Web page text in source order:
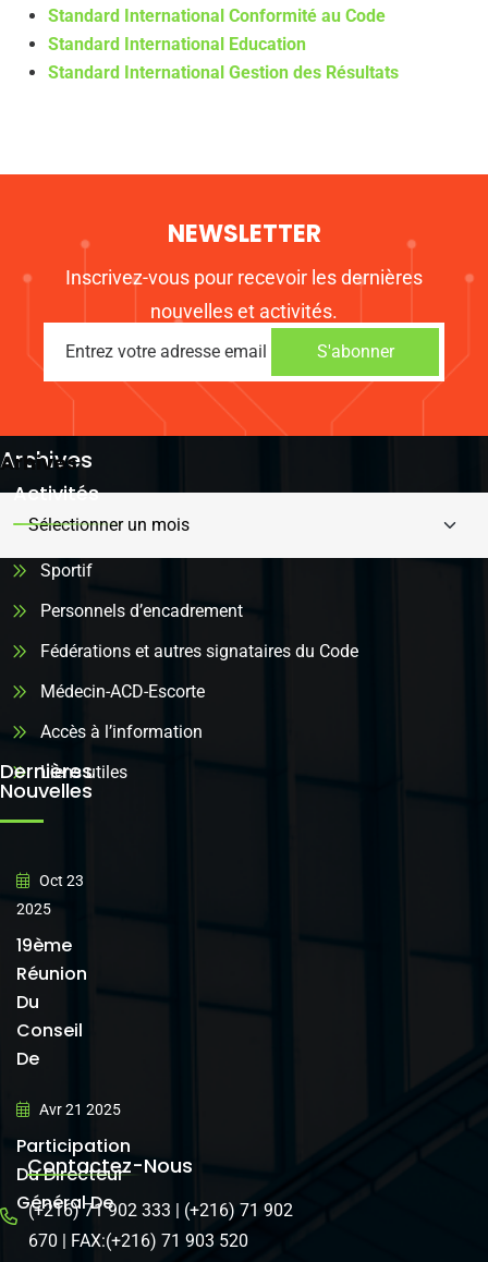
Standard International Conformité au Code
Standard International Education
Standard International Gestion des Résultats
NEWSLETTER
Inscrivez-vous pour recevoir les dernières
nouvelles et activités.
S'abonner
Archives
Arhives
Activités
Sportif
Personnels d’encadrement
Fédérations et autres signataires du Code
Médecin-ACD-Escorte
Accès à l’information
Liens utiles
Dernières
Nouvelles
Oct 23
2025
19ème
Réunion
Du
Conseil
De
Avr 21 2025
Participation
Du Directeur
Général De
Contactez-Nous
(+216) 71 902 333 | (+216) 71 902
670 | FAX:(+216) 71 903 520